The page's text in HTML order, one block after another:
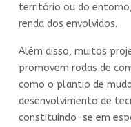
território ou do
renda dos envolvidos.
Além disso, muitos
promovem rodas de
como o plantio de
desenvolvimento de
constituindo-se em